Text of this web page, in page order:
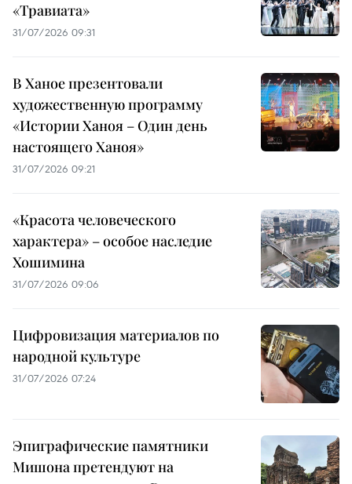
«Травиата»
31/07/2026 09:31
В Ханое презентовали
художественную программу
«Истории Ханоя – Один день
настоящего Ханоя»
31/07/2026 09:21
«Красота человеческого
характера» – особое наследие
Хошимина
31/07/2026 09:06
Цифровизация материалов по
народной культуре
31/07/2026 07:24
Эпиграфические памятники
Мишона претендуют на